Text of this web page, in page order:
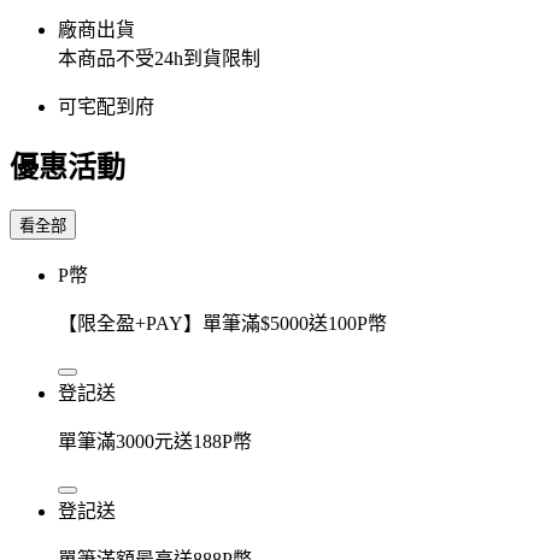
廠商出貨
本商品不受24h到貨限制
可宅配到府
優惠活動
看全部
P幣
【限全盈+PAY】單筆滿$5000送100P幣
登記送
單筆滿3000元送188P幣
登記送